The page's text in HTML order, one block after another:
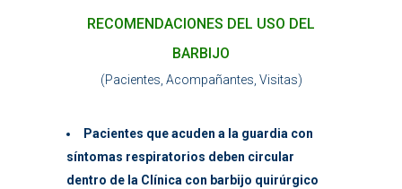
RECOMENDACIONES DEL USO DEL
BARBIJO
(Pacientes, Acompañantes, Visitas)
Pacientes que acuden a la guardia con
síntomas respiratorios deben circular
dentro de la Clínica con barbijo quirúrgico